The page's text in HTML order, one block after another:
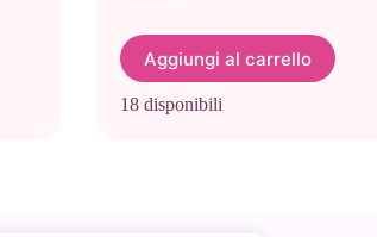
era:
9,90€.
è:
7,92€.
Aggiungi al carrello
18 disponibili